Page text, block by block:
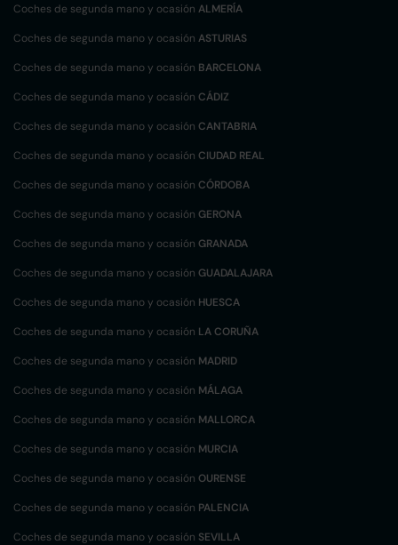
Coches de segunda mano y ocasión ALMERÍA
Coches de segunda mano y ocasión ASTURIAS
Coches de segunda mano y ocasión BARCELONA
Coches de segunda mano y ocasión CÁDIZ
Coches de segunda mano y ocasión CANTABRIA
Coches de segunda mano y ocasión CIUDAD REAL
Coches de segunda mano y ocasión CÓRDOBA
Coches de segunda mano y ocasión GERONA
Coches de segunda mano y ocasión GRANADA
Coches de segunda mano y ocasión GUADALAJARA
Coches de segunda mano y ocasión HUESCA
Coches de segunda mano y ocasión LA CORUÑA
Coches de segunda mano y ocasión MADRID
Coches de segunda mano y ocasión MÁLAGA
Coches de segunda mano y ocasión MALLORCA
Coches de segunda mano y ocasión MURCIA
Coches de segunda mano y ocasión OURENSE
Coches de segunda mano y ocasión PALENCIA
Coches de segunda mano y ocasión SEVILLA